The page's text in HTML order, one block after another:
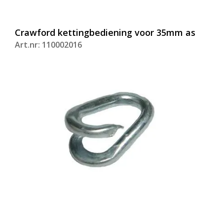
Crawford kettingbediening voor 35mm as
Art.nr: 110002016